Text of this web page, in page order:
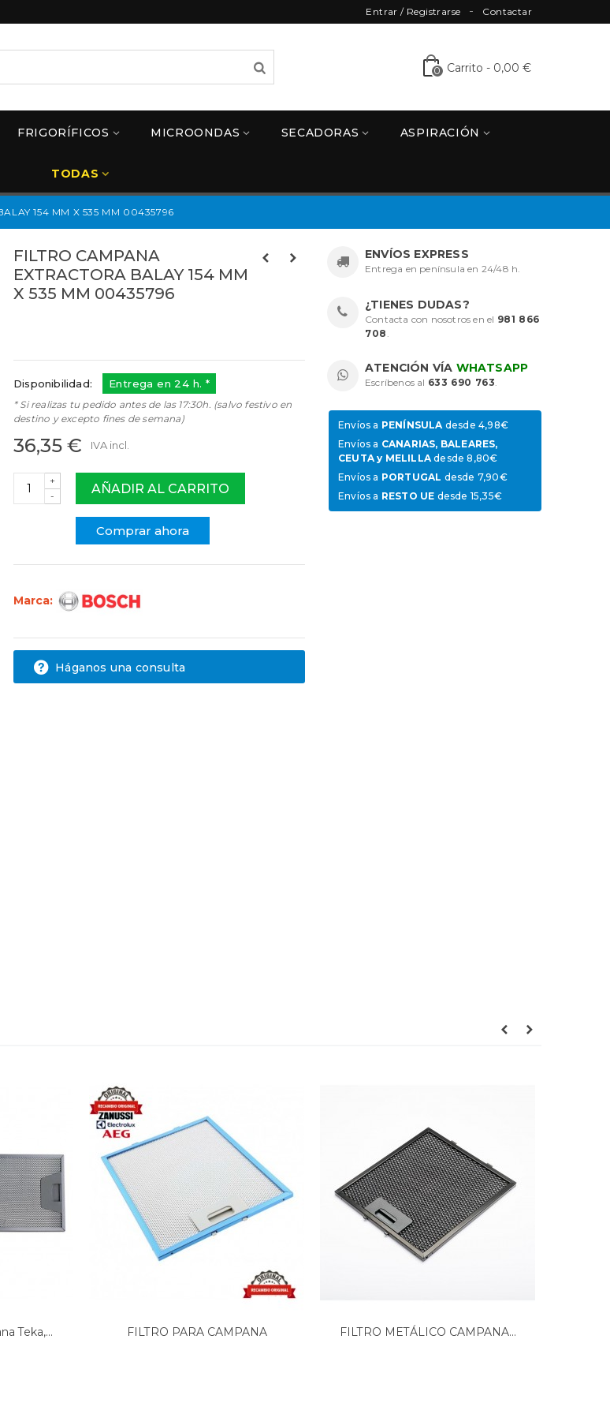
Contactar
Entrar / Registrarse
0 Carrito - 0,00 €
FRIGORÍFICOS MICROONDAS SECADORAS ASPIRACIÓN
TODAS
154 MM X 535 MM 00435796
FILTRO CAMPANA
EXTRACTORA BALAY 154 MM
X 535 MM 00435796
Disponibilidad: Entrega en 24 h. *
* Si realizas tu pedido antes de las 17:30h. (salvo festivo en
destino y excepto fines de semana)
36,35 € IVA incl.
-
+
AÑADIR AL CARRITO
Comprar ahora
Marca:
Háganos una consulta
ENVÍOS EXPRESS
Entrega en península en 24/48 h.
¿TIENES DUDAS?
Contacta con nosotros en el 981 866
708 .
ATENCIÓN VÍA WHATSAPP
Escríbenos al 633 690 763.
Envíos a PENÍNSULAdesde 4,98€
Envíos a CANARIAS, BALEARES,
CEUTA y MELILLAdesde 8,80€
Envíos a PORTUGAL desde 7,90€
Envíos a RESTO UE desde 15,35€
Teka,...
FILTRO PARA CAMPANA
FILTRO METÁLICO CAMPANA...